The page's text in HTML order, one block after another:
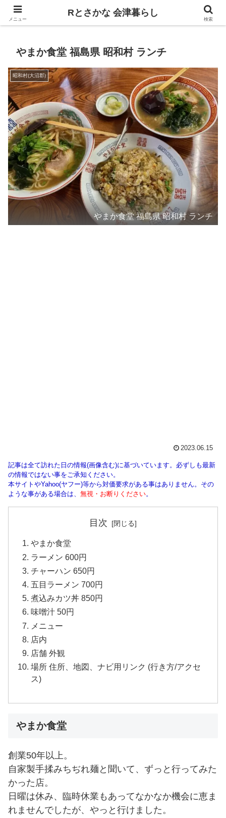
飲食、観光、イベント。食べて遊ぶ
やまか食堂 福島県 昭和村 ランチ
昭和村(大沼郡)
やまか食堂 福島県 昭和村 ランチ
2023.06.15
記事は全て訪れた日の情報(画像含む)に基づいています。必ずしも最新
の情報ではない事をご承知ください。
本サイトやYahoo(ヤフー)等から対価要求がある事はありません。その
ような事がある場合は、 無視・お断りください。
目次
やまか食堂
ラーメン 600円
チャーハン 650円
五目ラーメン 700円
煮込みカツ丼 850円
味噌汁 50円
メニュー
店内
店舗 外観
場所 住所、地図、ナビ用リンク (行き方/アクセ
ス)
やまか食堂
創業50年以上。
自家製手揉みちぢれ麺と聞いて、ずっと行ってみた
かった店。
日曜は休み、臨時休業もあってなかなか機会に恵ま
れませんでしたが、やっと行けました。
メニュー
Rとさかな 会津暮らし
検索